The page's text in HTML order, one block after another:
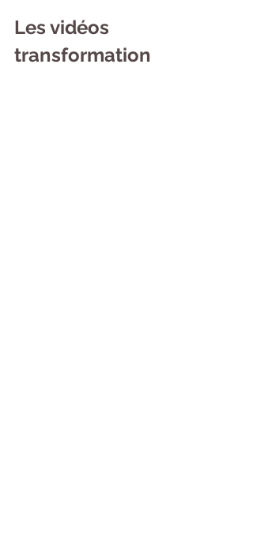
Les vidéos
transformation